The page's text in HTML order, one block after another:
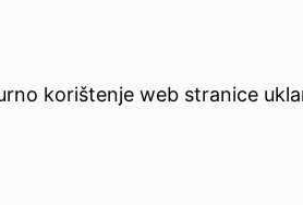
korištenje web stranice